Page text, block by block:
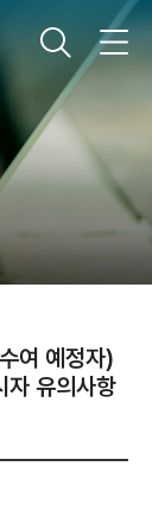
여 예정자)
자 유의사항